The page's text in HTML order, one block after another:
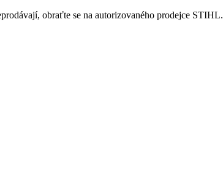
obraťte se na autorizovaného prodejce STIHL.